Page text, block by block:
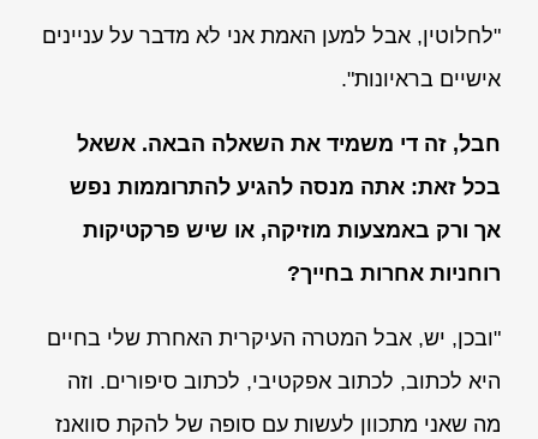
"לחלוטין, אבל למען האמת אני לא מדבר על עניינים
אישיים בראיונות".
חבל, זה די משמיד את השאלה הבאה. אשאל
בכל זאת: אתה מנסה להגיע להתרוממות נפש
אך ורק באמצעות מוזיקה, או שיש פרקטיקות
רוחניות אחרות בחייך?
"ובכן, יש, אבל המטרה העיקרית האחרת שלי בחיים
היא לכתוב, לכתוב אפקטיבי, לכתוב סיפורים. וזה
מה שאני מתכוון לעשות עם סופה של להקת סוואנז